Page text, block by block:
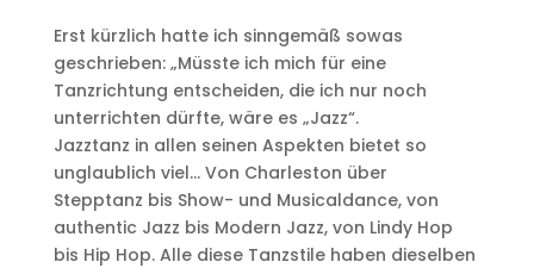
Erst kürzlich hatte ich sinngemäß sowas
geschrieben: „Müsste ich mich für eine
Tanzrichtung entscheiden, die ich nur noch
unterrichten dürfte, wäre es „Jazz“.
Jazztanz in allen seinen Aspekten bietet so
unglaublich viel… Von Charleston über
Stepptanz bis Show- und Musicaldance, von
authentic Jazz bis Modern Jazz, von Lindy Hop
bis Hip Hop. Alle diese Tanzstile haben dieselben